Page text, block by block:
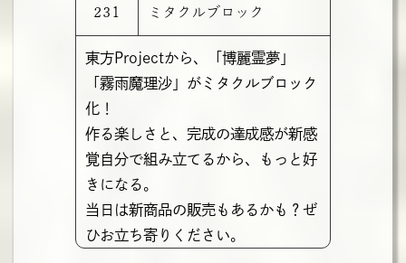
231 ミタクルブロック
東方Projectから、「博麗霊夢」
「霧雨魔理沙」がミタクルブロック
化！
作る楽しさと、完成の達成感が新感
覚自分で組み立てるから、もっと好
きになる。
当日は新商品の販売もあるかも？ぜ
ひお立ち寄りください。